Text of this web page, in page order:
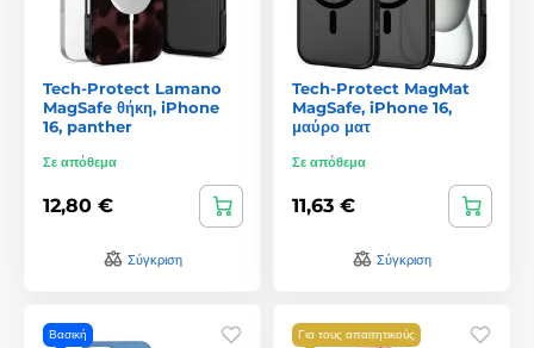
Tech-Protect Lamano
MagSafe θήκη, iPhone
16, panther
Σε απόθεμα
12,80 €
Σύγκριση
Tech-Protect MagMat
MagSafe, iPhone 16,
μαύρο ματ
Σε απόθεμα
11,63 €
Σύγκριση
Βασική Για τους απαιτητικούς